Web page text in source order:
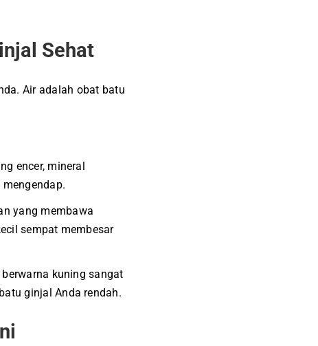
Sehat
Air adalah obat batu
encer, mineral
yang membawa
sempat membesar
kuning sangat
ginjal Anda rendah.